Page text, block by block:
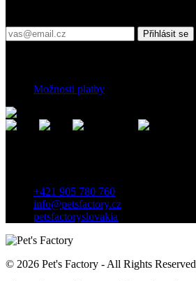
Přihlásit se
Možnosti platby
+421 905 780 760
info@petsfactory.cz
petsfactoryslovakia
© 2026 Pet's Factory - All Rights Reserved